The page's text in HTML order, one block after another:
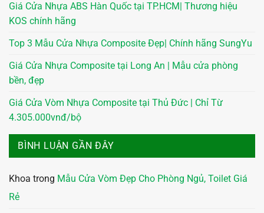
Giá Cửa Nhựa ABS Hàn Quốc tại TP.HCM| Thương hiệu
KOS chính hãng
Top 3 Mẫu Cửa Nhựa Composite Đẹp| Chính hãng SungYu
Giá Cửa Nhựa Composite tại Long An | Mẫu cửa phòng
bền, đẹp
Giá Cửa Vòm Nhựa Composite tại Thủ Đức | Chỉ Từ
4.305.000vnđ/bộ
BÌNH LUẬN GẦN ĐÂY
Khoa trong Mẫu Cửa Vòm Đẹp Cho Phòng Ngủ, Toilet Giá
Rẻ